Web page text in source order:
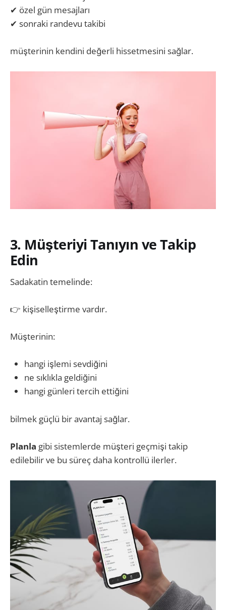
✔ özel gün mesajları
✔ sonraki randevu takibi
müşterinin kendini değerli hissetmesini sağlar.
3. Müşteriyi Tanıyın ve Takip
Edin
Sadakatin temelinde:
👉 kişiselleştirme vardır.
Müşterinin:
hangi işlemi sevdiğini
ne sıklıkla geldiğini
hangi günleri tercih ettiğini
bilmek güçlü bir avantaj sağlar.
Planla gibi sistemlerde müşteri geçmişi takip
edilebilir ve bu süreç daha kontrollü ilerler.